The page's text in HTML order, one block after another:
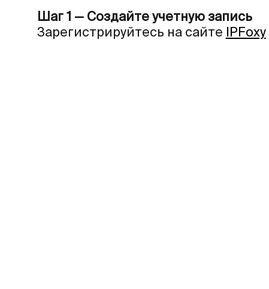
Шаг 1 — Создайте учетную запись
Зарегистрируйтесь на сайте IPFoxy